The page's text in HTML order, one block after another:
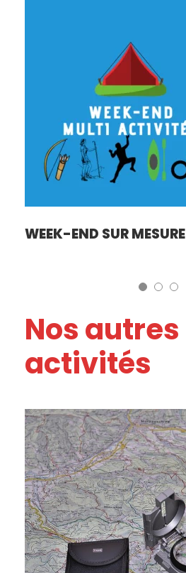
WEEK-END SUR MESURE
Nos autres
activités